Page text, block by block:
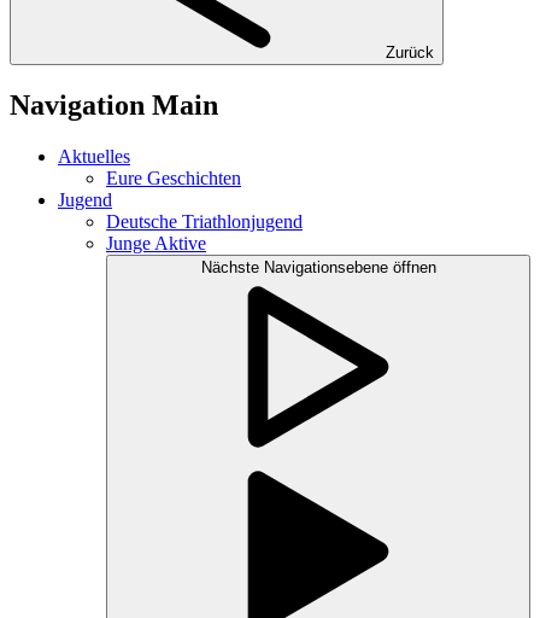
Zurück
Navigation Main
Aktuelles
Eure Geschichten
Jugend
Deutsche Triathlonjugend
Junge Aktive
Nächste Navigationsebene öffnen